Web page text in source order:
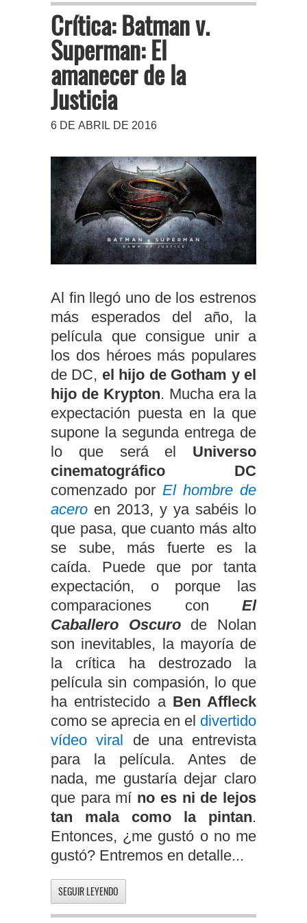
Crítica: Batman v.
Superman: El
amanecer de la
Justicia
6 DE ABRIL DE 2016
Al fin llegó uno de los estrenos
más esperados del año, la
película que consigue unir a
los dos héroes más populares
de DC, el hijo de Gotham y el
hijo de Krypton. Mucha era la
expectación puesta en la que
supone la segunda entrega de
lo que será el Universo
cinematográfico DC
comenzado por El hombre de
acero en 2013, y ya sabéis lo
que pasa, que cuanto más alto
se sube, más fuerte es la
caída. Puede que por tanta
expectación, o porque las
comparaciones con El
Caballero Oscurode Nolan
son inevitables, la mayoría de
la crítica ha destrozado la
película sin compasión, lo que
ha entristecido a Ben Affleck
como se aprecia en el divertido
vídeo viral
de una entrevista
para la película. Antes de
nada, me gustaría dejar claro
que para mí no es ni de lejos
tan mala como la pintan.
Entonces, ¿me gustó o no me
gustó? Entremos en detalle...
SEGUIR LEYENDO